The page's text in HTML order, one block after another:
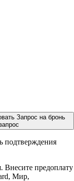
Запрос на бронь
подтверждения
Внесите предоплату
Мир,